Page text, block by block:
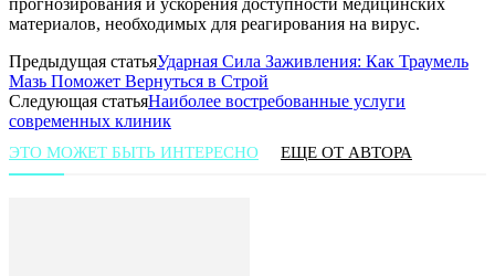
материалов, необходимых для реагирования на вирус.
Предыдущая статьяУдарная Сила Заживления: Как Траумель
Мазь Поможет Вернуться в Строй
Следующая статьяНаиболее востребованные услуги
современных клиник
ЭТО МОЖЕТ БЫТЬ ИНТЕРЕСНО ЕЩЕ ОТ АВТОРА